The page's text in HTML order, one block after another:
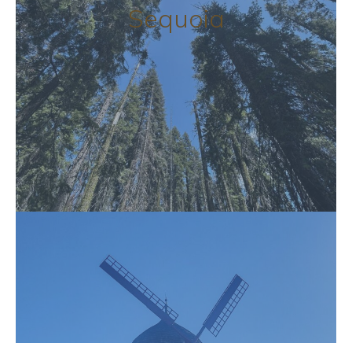
Sequoia